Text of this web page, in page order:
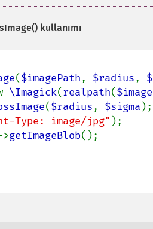
kullanımı
($imagePath, $radius,
\Imagick(realpath(
($radius, $sigma );
Type: image/jpg" );
getImageBlob();